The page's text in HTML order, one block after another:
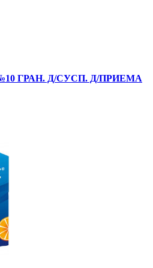
ГРАН. Д/СУСП. Д/ПРИЕМА